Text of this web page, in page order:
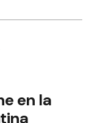
en la